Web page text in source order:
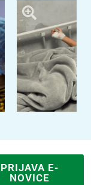
PRIJAVA E-
NOVICE